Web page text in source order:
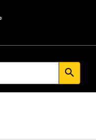
search